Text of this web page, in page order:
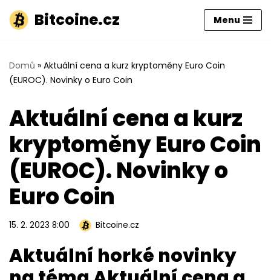
Přeskočit
obsah
Bitcoine.cz Menu
Domů » Aktuální cena a kurz kryptoměny Euro Coin
(EUROC). Novinky o Euro Coin
Aktuální cena a kurz
kryptoměny Euro Coin
(EUROC). Novinky o
Euro Coin
15. 2. 2023 8:00 Bitcoine.cz
Aktuální horké novinky